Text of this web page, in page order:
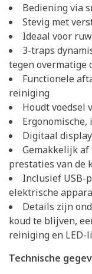
Bediening via
Stevig met
Ideaal voor
3-traps
tegen overmatige
Functionele
reiniging
Houdt voedsel
Digitaal
Gemakkelijk af
prestaties van de
Inclusief USB-
elektrische
Details zijn
koud te blijven,
reiniging en LED-
Technische